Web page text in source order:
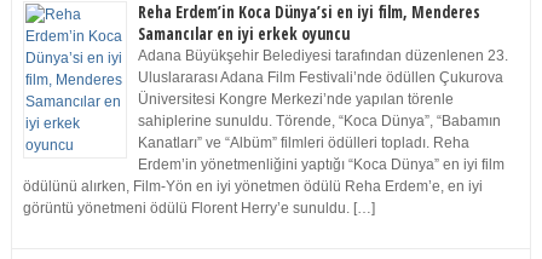
Reha Erdem’in Koca Dünya’si en iyi film, Menderes
Samancılar en iyi erkek oyuncu
Adana Büyükşehir Belediyesi tarafından düzenlenen 23.
Uluslararası Adana Film Festivali’nde ödüllen Çukurova
Üniversitesi Kongre Merkezi’nde yapılan törenle
sahiplerine sunuldu. Törende, “Koca Dünya”, “Babamın
Kanatları” ve “Albüm” filmleri ödülleri topladı. Reha
Erdem’in yönetmenliğini yaptığı “Koca Dünya” en iyi film
ödülünü alırken, Film-Yön en iyi yönetmen ödülü Reha Erdem’e, en iyi
görüntü yönetmeni ödülü Florent Herry’e sunuldu. […]